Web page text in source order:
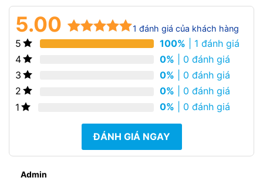
5.00 1 đánh giá của khách hàng
5 100% | 1 đánh giá
4
0% | 0 đánh giá
3
0% | 0 đánh giá
2
0% | 0 đánh giá
1
0% | 0 đánh giá
ĐÁNH GIÁ NGAY
Admin